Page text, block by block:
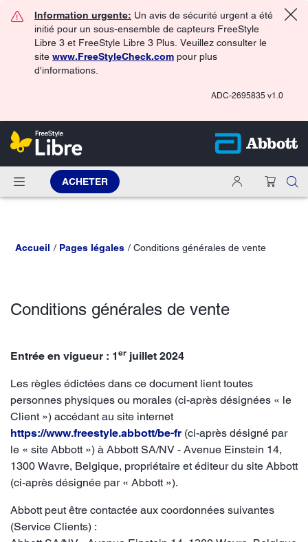
Information urgente: Un avis de sécurité urgent a été
initié pour un sous-ensemble de capteurs FreeStyle
Libre 3 et FreeStyle Libre 3 Plus. Veuillez consulter le
site www.FreeStyleCheck.com pour plus
d'informations.
ADC-2695835 v1.0
ACHETER
Accueil Pages légales Conditions générales de vente
Conditions générales de vente
Entrée en vigueur : 1 er juillet 2024
Les règles édictées dans ce document lient toutes
personnes physiques ou morales (ci-après désignées « le
Client ») accédant au site internet
https://www.freestyle.abbott/be-fr (ci-après désigné par
le « site Abbott ») à Abbott SA/NV - Avenue Einstein 14,
1300 Wavre, Belgique, propriétaire et éditeur du site Abbott
(ci-après désignée par « Abbott »).
Abbott peut être contactée aux coordonnées suivantes
(Service Clients) :